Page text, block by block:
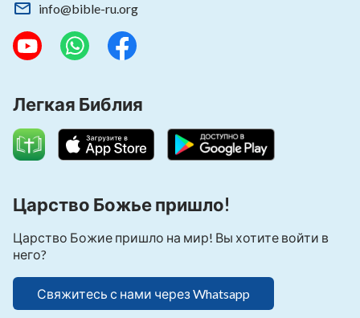
info@bible-ru.org
Легкая Библия
Царство Божье пришло!
Царство Божие пришло на мир! Вы хотите войти в
него?
Свяжитесь с нами через Whatsapp